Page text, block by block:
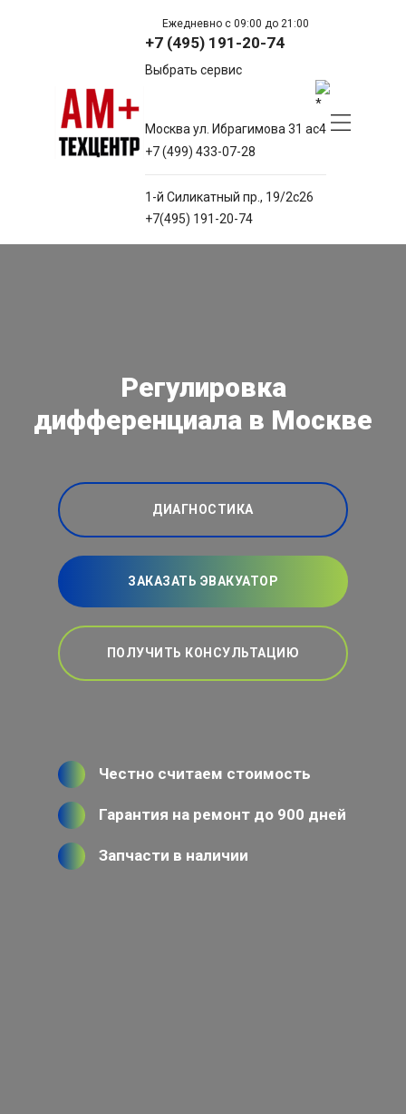
Ежедневно с 09:00 до 21:00
+7 (495) 191-20-74
Выбрать сервис
Москва ул. Ибрагимова 31 ас4
+7 (499) 433-07-28
1-й Силикатный пр., 19/2с26
+7(495) 191-20-74
Регулировка
дифференциала в Москве
ДИАГНОСТИКА
ЗАКАЗАТЬ ЭВАКУАТОР
ПОЛУЧИТЬ КОНСУЛЬТАЦИЮ
Честно считаем стоимость
Гарантия на ремонт до 900 дней
Запчасти в наличии